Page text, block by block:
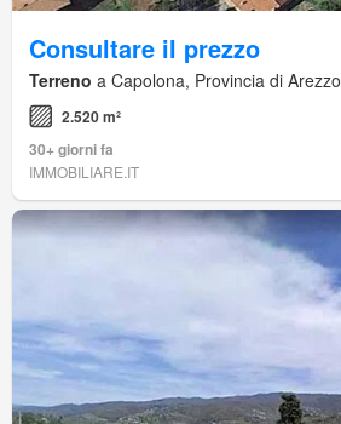
Consultare il prezzo
Terreno a Capolona, Provincia di Arezzo
2.520 m²
30+ giorni fa
IMMOBILIARE.IT